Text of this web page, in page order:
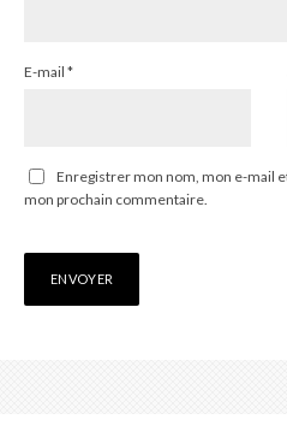
E-mail *
Enregistrer mon nom, mon e-mail
mon prochain commentaire.